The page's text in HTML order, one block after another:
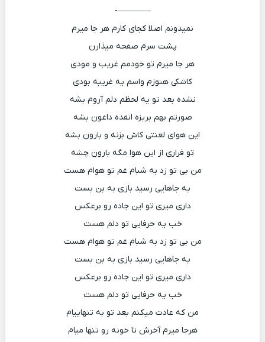
————-
نمیدونم اصلا کجای کارم هر جا میرم
پشت سرم صفحه میذارن
هر جا میرم تو خودمم غریب و مودی
کاشکی هنوزم واسم یه غریبه بودی
نشده بعد تو یه لحظم دلم آروم بشه
صورتم بهم بریزه انقده داغون بشه
این هوای لعنتی کاش بزنه و بارون بشه
تو فراری از این هوا مگه بارون چشه
من بی تو زد به شبام غم تو هوام هست
یه جاهایی رسید بازی به بن بست
داری میری تو این جاده رو برعکس
خب یه حرفایی تو دلم هست
من بی تو زد به شبام غم تو هوام هست
یه جاهایی رسید بازی به بن بست
داری میری تو این جاده رو برعکس
خب یه حرفایی تو دلم هست
من که عادت میکنم بعد تو به تنهاییام
هرجا میرم آخرش تا خونه رو تنها میام